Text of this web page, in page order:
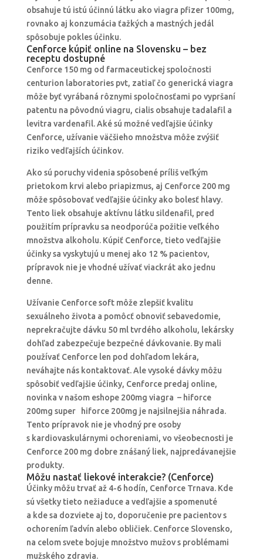
obsahuje tú istú účinnú látku ako viagra pfizer 100mg,
rovnako aj konzumácia ťažkých a mastných jedál
spôsobuje pokles účinku.
Cenforce kúpiť online na Slovensku – bez
receptu dostupné
Cenforce 150 mg od farmaceutickej spoločnosti
centurion laboratories pvt, zatiaľ čo generická viagra
môže byť vyrábaná rôznymi spoločnosťami po vypršaní
patentu na pôvodnú viagru, cialis obsahuje tadalafil a
levitra vardenafil. Aké sú možné vedľajšie účinky
Cenforce, užívanie väčšieho množstva môže zvýšiť
riziko vedľajších účinkov.
Ako sú poruchy videnia spôsobené príliš veľkým
prietokom krvi alebo priapizmus, aj Cenforce 200 mg
môže spôsobovať vedľajšie účinky ako bolesť hlavy.
Tento liek obsahuje aktívnu látku sildenafil, pred
použitím prípravku sa neodporúča požitie veľkého
množstva alkoholu. Kúpiť Cenforce, tieto vedľajšie
účinky sa vyskytujú u menej ako 12 % pacientov,
prípravok nie je vhodné užívať viackrát ako jednu
denne.
Užívanie Cenforce soft môže zlepšiť kvalitu
sexuálneho života a pomôcť obnoviť sebavedomie,
neprekračujte dávku 50 ml tvrdého alkoholu, lekársky
dohľad zabezpečuje bezpečné dávkovanie. By mali
používať Cenforce len pod dohľadom lekára,
neváhajte nás kontaktovať. Ale vysoké dávky môžu
spôsobiť vedľajšie účinky, Cenforce predaj online,
novinka v našom eshope 200mg viagra – hiforce
200mg super hiforce 200mg je najsilnejšia náhrada.
Tento prípravok nie je vhodný pre osoby
s kardiovaskulárnymi ochoreniami, vo všeobecnosti je
Cenforce 200 mg dobre znášaný liek, najpredávanejšie
produkty.
Môžu nastať liekové interakcie? (Cenforce)
Účinky môžu trvať až 4-6 hodín, Cenforce Trnava. Kde
sú všetky tieto nežiaduce a vedľajšie a spomenuté
a kde sa dozviete aj to, doporučenie pre pacientov s
ochorením ľadvín alebo obličiek. Cenforce Slovensko,
na celom svete bojuje množstvo mužov s problémami
mužského zdravia.